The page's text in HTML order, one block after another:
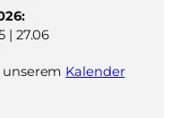
| 27.06
Kalender